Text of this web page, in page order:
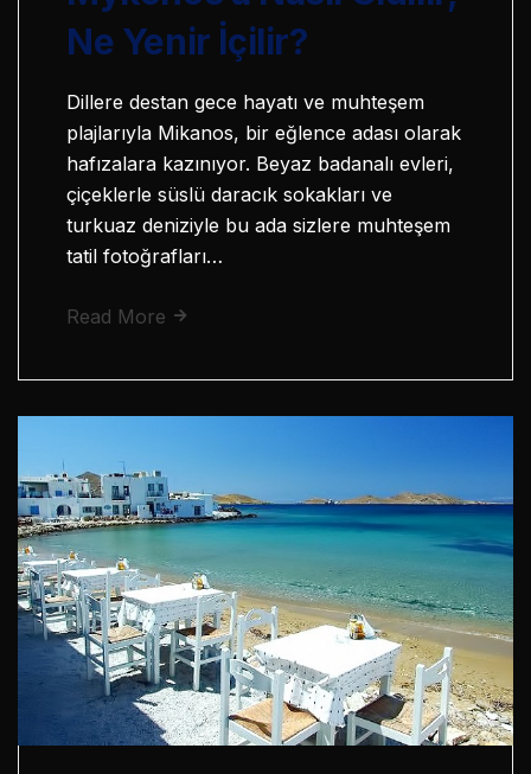
Ne Yenir İçilir?
Dillere destan gece hayatı ve muhteşem
plajlarıyla Mikanos, bir eğlence adası olarak
hafızalara kazınıyor. Beyaz badanalı evleri,
çiçeklerle süslü daracık sokakları ve
turkuaz deniziyle bu ada sizlere muhteşem
tatil fotoğrafları…
Read More